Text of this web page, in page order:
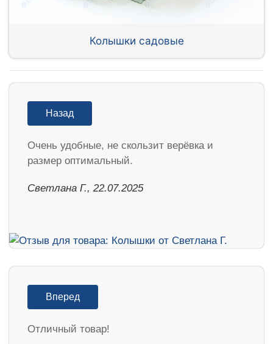
Колышки садовые
Назад
Очень удобные, не скользит верёвка и
размер оптимальный.
Светлана Г., 22.07.2025
Вперед
Отличный товар!